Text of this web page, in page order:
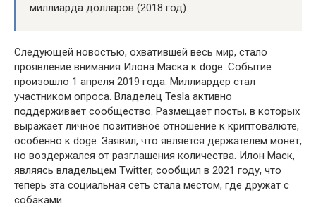
миллиарда долларов (2018 год).
Следующей новостью, охватившей весь мир, стало
проявление внимания Илона Маска к doge. Событие
произошло 1 апреля 2019 года. Миллиардер стал
участником опроса. Владелец Tesla активно
поддерживает сообщество. Размещает посты, в которых
выражает личное позитивное отношение к криптовалюте,
особенно к doge. Заявил, что является держателем монет,
но воздержался от разглашения количества. Илон Маск,
являясь владельцем Twitter, сообщил в 2021 году, что
теперь эта социальная сеть стала местом, где дружат с
собаками.